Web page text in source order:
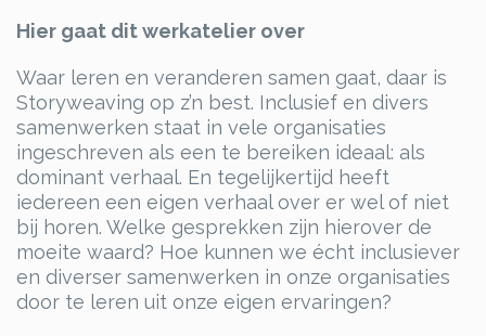
Hier gaat dit werkatelier over
Waar leren en veranderen samen gaat, daar is
Storyweaving op z’n best. Inclusief en divers
samenwerken staat in vele organisaties
ingeschreven als een te bereiken ideaal: als
dominant verhaal. En tegelijkertijd heeft
iedereen een eigen verhaal over er wel of niet
bij horen. Welke gesprekken zijn hierover de
moeite waard? Hoe kunnen we écht inclusiever
en diverser samenwerken in onze organisaties
door te leren uit onze eigen ervaringen?